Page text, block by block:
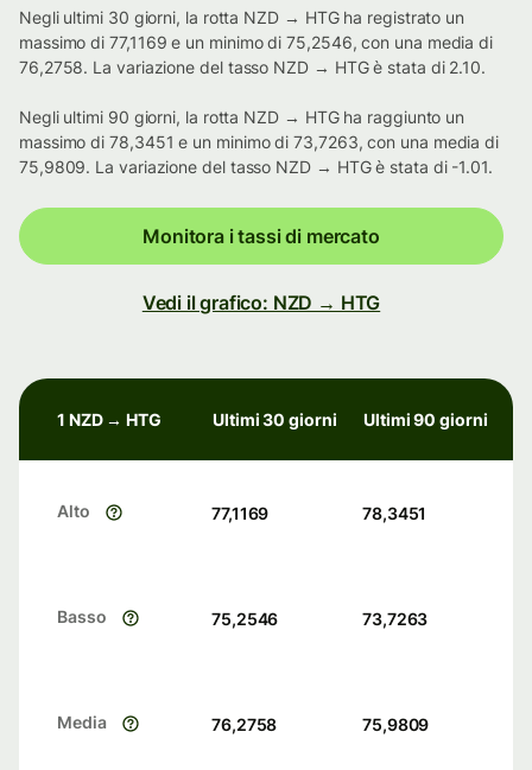
Negli ultimi 30 giorni, la rotta NZD → HTG ha registrato un
massimo di 77,1169 e un minimo di 75,2546, con una media di
76,2758. La variazione del tasso NZD → HTG è stata di 2.10.
Negli ultimi 90 giorni, la rotta NZD → HTG ha raggiunto un
massimo di 78,3451 e un minimo di 73,7263, con una media di
75,9809. La variazione del tasso NZD → HTG è stata di -1.01.
Monitora i tassi di mercato
Vedi il grafico: NZD → HTG
1 NZD → HTG Ultimi 30 giorni Ultimi 90 giorni
Alto 77,1169 78,3451
Basso 75,2546 73,7263
Media 76,2758 75,9809